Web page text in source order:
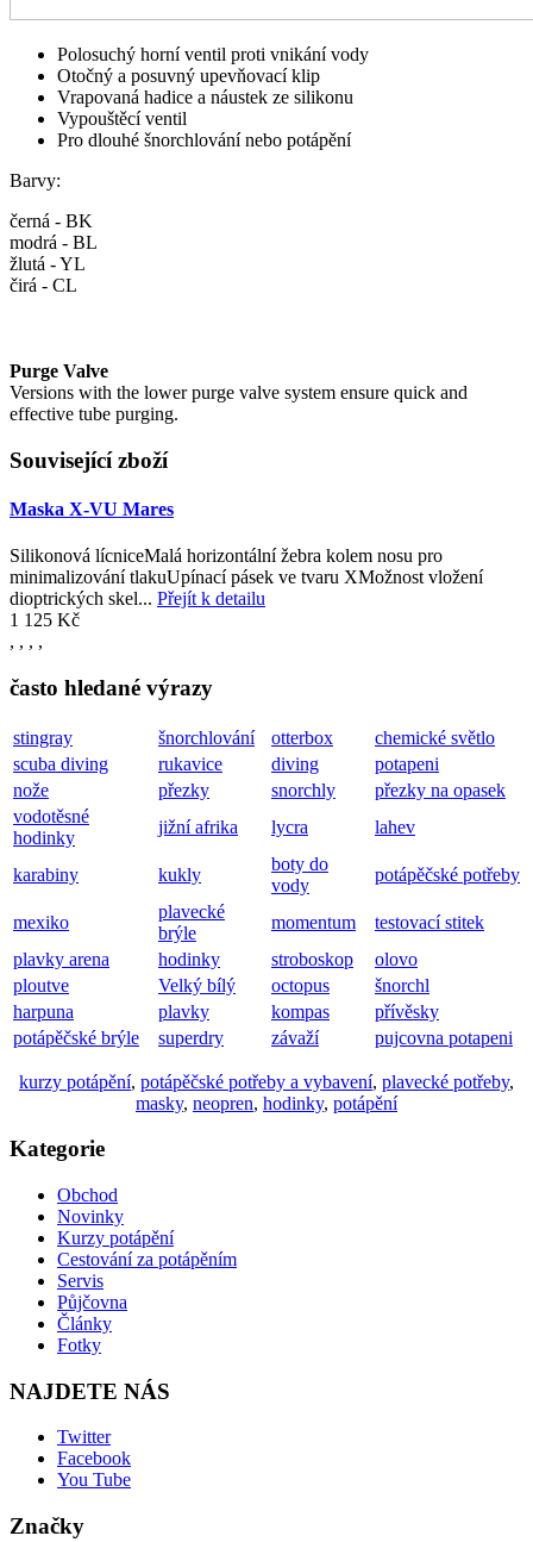
Polosuchý horní ventil proti vnikání vody
Otočný a posuvný upevňovací klip
Vrapovaná hadice a náustek ze silikonu
Vypouštěcí ventil
Pro dlouhé šnorchlování nebo potápění
Barvy:
černá - BK
modrá - BL
žlutá - YL
čirá - CL
Purge Valve
Versions with the lower purge valve system ensure quick and
effective tube purging.
Související zboží
Maska X-VU Mares
Silikonová lícniceMalá horizontální žebra kolem nosu pro
minimalizování tlakuUpínací pásek ve tvaru XMožnost vložení
dioptrických skel... Přejít k detailu
1 125 Kč
, , , ,
často hledané výrazy
stingray šnorchlování otterbox
chemické světlo
scuba diving
rukavice diving
potapeni
nože
přezky snorchly
přezky na opasek
vodotěsné
hodinky
jižní afrika lycra lahev
karabiny kukly
boty do
vody
potápěčské potřeby
mexiko
plavecké
brýle
momentum
testovací stitek
plavky arena
hodinky stroboskop
olovo
ploutve
Velký bílý octopus
šnorchl
harpuna
plavky kompas
přívěsky
potápěčské brýle
superdry závaží pujcovna potapeni
kurzy potápění, potápěčské potřeby a vybavení, plavecké potřeby,
masky, neopren, hodinky, potápění
Kategorie
Obchod
Novinky
Kurzy potápění
Cestování za potápěním
Servis
Půjčovna
Články
Fotky
NAJDETE NÁS
Twitter
Facebook
You Tube
Značky